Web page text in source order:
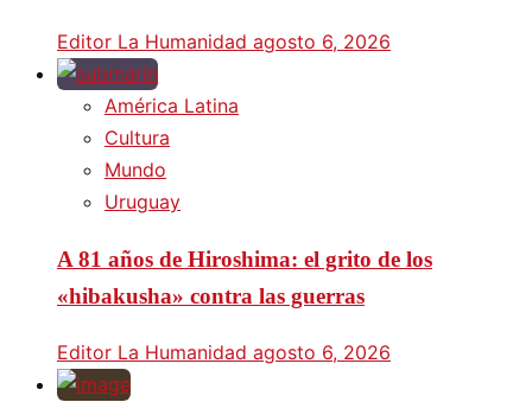
Editor La Humanidad agosto 6, 2026
América Latina
Cultura
Mundo
Uruguay
A 81 años de Hiroshima: el grito de los
«hibakusha» contra las guerras
Editor La Humanidad agosto 6, 2026